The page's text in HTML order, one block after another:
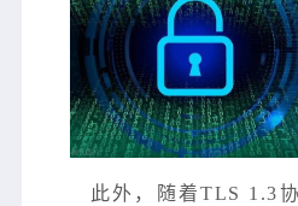
此外，随着TLS 1.3